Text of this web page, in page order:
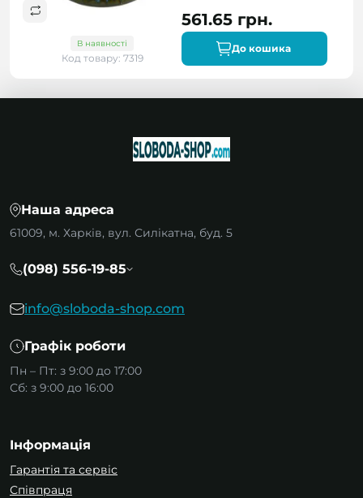
В наявності
Код товару: 7319
561.65 грн.
До кошика
Наша адреса
61009, м. Харків, вул. Силікатна, буд. 5
(098) 556-19-85
info@sloboda-shop.com
Графік роботи
Пн – Пт: з 9:00 до 17:00
Сб: з 9:00 до 16:00
Інформація
Гарантія та сервіс
Співпраця